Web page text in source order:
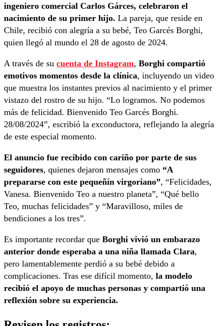
ingeniero comercial Carlos Gárces, celebraron el
nacimiento de su primer hijo. La pareja, que reside en
Chile, recibió con alegría a su bebé, Teo Garcés Borghi,
quien llegó al mundo el 28 de agosto de 2024.
A través de su cuenta de Instagram, Borghi compartió
emotivos momentos desde la clínica, incluyendo un video
que muestra los instantes previos al nacimiento y el primer
vistazo del rostro de su hijo. “Lo logramos. No podemos
más de felicidad. Bienvenido Teo Garcés Borghi.
28/08/2024”, escribió la exconductora, reflejando la alegría
de este especial momento.
El anuncio fue recibido con cariño por parte de sus
seguidores, quienes dejaron mensajes como “A
prepararse con este pequeñín virgoriano”, “Felicidades,
Vanesa. Bienvenido Teo a nuestro planeta”, “Qué bello
Teo, muchas felicidades” y “Maravilloso, miles de
bendiciones a los tres”.
Es importante recordar que Borghi vivió un embarazo
anterior donde esperaba a una niña llamada Clara,
pero lamentablemente perdió a su bebé debido a
complicaciones. Tras ese difícil momento, la modelo
recibió el apoyo de muchas personas y compartió una
reflexión sobre su experiencia.